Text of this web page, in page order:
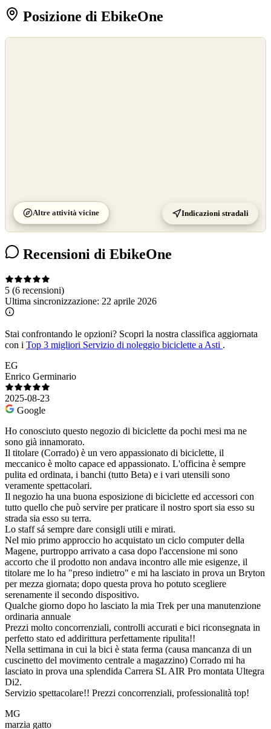
Posizione di EbikeOne
Altre attività vicine Indicazioni stradali
Recensioni di EbikeOne
5 (6 recensioni)
Ultima sincronizzazione: 22 aprile 2026
Stai confrontando le opzioni? Scopri la nostra classifica aggiornata
con i Top 3 migliori Servizio di noleggio biciclette a Asti .
EG
Enrico Germinario
2025-08-23
Google
Ho conosciuto questo negozio di biciclette da pochi mesi ma ne
sono già innamorato.
Il titolare (Corrado) è un vero appassionato di biciclette, il
meccanico è molto capace ed appassionato. L'officina è sempre
pulita ed ordinata, i banchi (tutto Beta) e i vari utensili sono
veramente spettacolari.
Il negozio ha una buona esposizione di biciclette ed accessori con
tutto quello che può servire per praticare il nostro sport sia esso su
strada sia esso su terra.
Lo staff sá sempre dare consigli utili e mirati.
Nel mio primo approccio ho acquistato un ciclo computer della
Magene, purtroppo arrivato a casa dopo l'accensione mi sono
accorto che il prodotto non andava incontro alle mie esigenze, il
titolare me lo ha "preso indietro" e mi ha lasciato in prova un Bryton
per mezza giornata; dopo questa prova ho potuto scegliere
serenamente il secondo dispositivo.
Qualche giorno dopo ho lasciato la mia Trek per una manutenzione
ordinaria annuale
Prezzi molto concorrenziali, controlli accurati e bici riconsegnata in
perfetto stato ed addirittura perfettamente ripulita!!
Nella settimana in cui la bici è stata ferma (causa mancanza di un
cuscinetto del movimento centrale a magazzino) Corrado mi ha
lasciato in prova una splendida Carrera SL AIR Pro montata Ultegra
Di2.
Servizio spettacolare!! Prezzi concorrenziali, professionalità top!
MG
marzia gatto